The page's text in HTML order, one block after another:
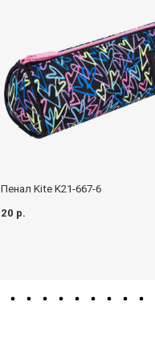
Пенал Kite K21-667-6
20 р.